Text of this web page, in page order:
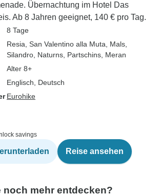
Übernachtung im Hotel Das
Ab 8 Jahren geeignet, 140 € pro Tag.
8 Tage
Resia , San Valentino alla Muta , Mals
Silandro , Naturns , Partschins , Meran
Alter 8+
Englisch, Deutsch
Eurohike
savings
Reise ansehen
noch mehr entdecken?